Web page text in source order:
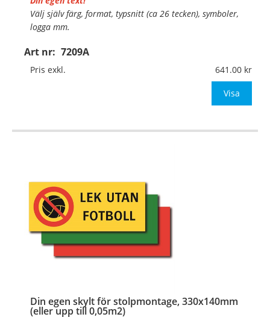
Art nr: 7209A
Välj själv färg, format, typsnitt (ca 26 tecken), symboler,
logga mm.
Material:Plan aluminium, 0,7mm (väggmontage)
Mått:330x140mm (eller annat mått upp till 0,05m²)
Pris exkl. 641.00
Visa
Din egen skylt för stolpmontage, 330x140mm
(eller upp till 0,05m2)